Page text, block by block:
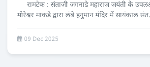
रामटेक : संताजी जगनाडे महाराज जयंती के
मोरेश्वर माकडे द्वारा लंबे हनुमान मंदिर में सायंकाल
09 Dec 2025